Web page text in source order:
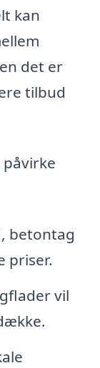
kan
det er
tilbud
betontag
priser.
vil